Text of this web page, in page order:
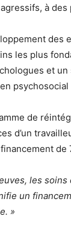
à des
les plus
et
de
d’un
de
les
un
»